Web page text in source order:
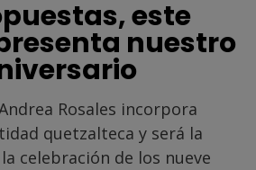
este
nuestro
Rosales incorpora
quetzalteca y será la
celebración de los nueve